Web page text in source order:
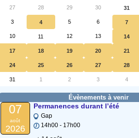
27 28 29 30 31
3 4 5 6 7
10 11 12 13 14
17 18 19 20 21
24 25 26 27 28
31 1 2 3 4
Évènements à venir
07
août
2026
Permanences durant l’été
Gap
14h00 - 17h00